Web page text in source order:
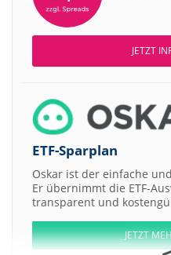
JETZT
ETF-Sparplan
Oskar ist der einfache
Er übernimmt die ETF-
transparent und
JETZT